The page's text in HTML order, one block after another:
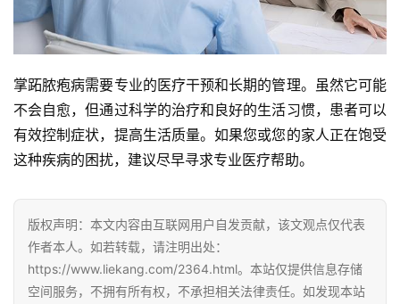
掌跖脓疱病需要专业的医疗干预和长期的管理。虽然它可能
不会自愈，但通过科学的治疗和良好的生活习惯，患者可以
有效控制症状，提高生活质量。如果您或您的家人正在饱受
这种疾病的困扰，建议尽早寻求专业医疗帮助。
版权声明：本文内容由互联网用户自发贡献，该文观点仅代表
作者本人。如若转载，请注明出处：
https://www.liekang.com/2364.html。本站仅提供信息存储
空间服务，不拥有所有权，不承担相关法律责任。如发现本站